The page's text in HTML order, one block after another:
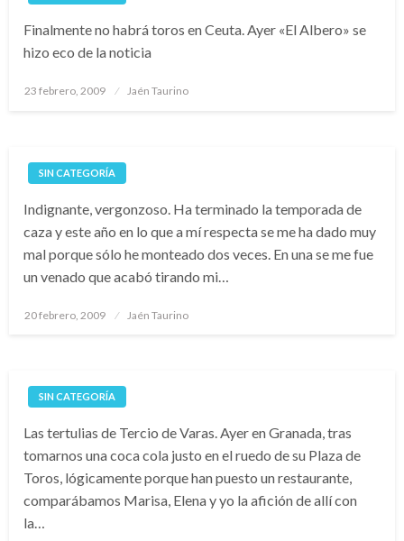
Finalmente no habrá toros en Ceuta. Ayer «El Albero» se
hizo eco de la noticia
Publicado
23 febrero, 2009 Jaén Taurino
SIN CATEGORÍA
Indignante, vergonzoso. Ha terminado la temporada de
caza y este año en lo que a mí respecta se me ha dado muy
mal porque sólo he monteado dos veces. En una se me fue
un venado que acabó tirando mi…
Publicado
20 febrero, 2009 Jaén Taurino
SIN CATEGORÍA
Las tertulias de Tercio de Varas. Ayer en Granada, tras
tomarnos una coca cola justo en el ruedo de su Plaza de
Toros, lógicamente porque han puesto un restaurante,
comparábamos Marisa, Elena y yo la afición de allí con
la…